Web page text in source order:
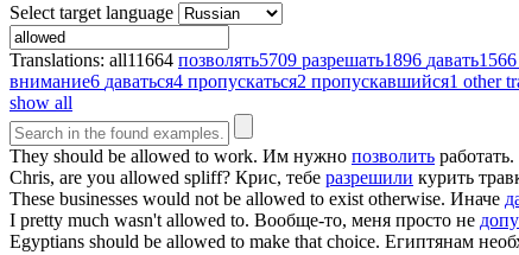
Select target language
Translations: all11664 позволять5709 разрешать1896 давать1566
внимание6 даваться4 пропускаться2 пропускавшийся1 other
show all
They should be allowed to work. Им нужно позволить работать.
Chris, are you allowed spliff? Крис, тебе разрешили курить
These businesses would not be allowed to exist otherwise. Иначе
I pretty much wasn't allowed to. Вообще-то, меня просто не
Egyptians should be allowed to make that choice. Египтянам